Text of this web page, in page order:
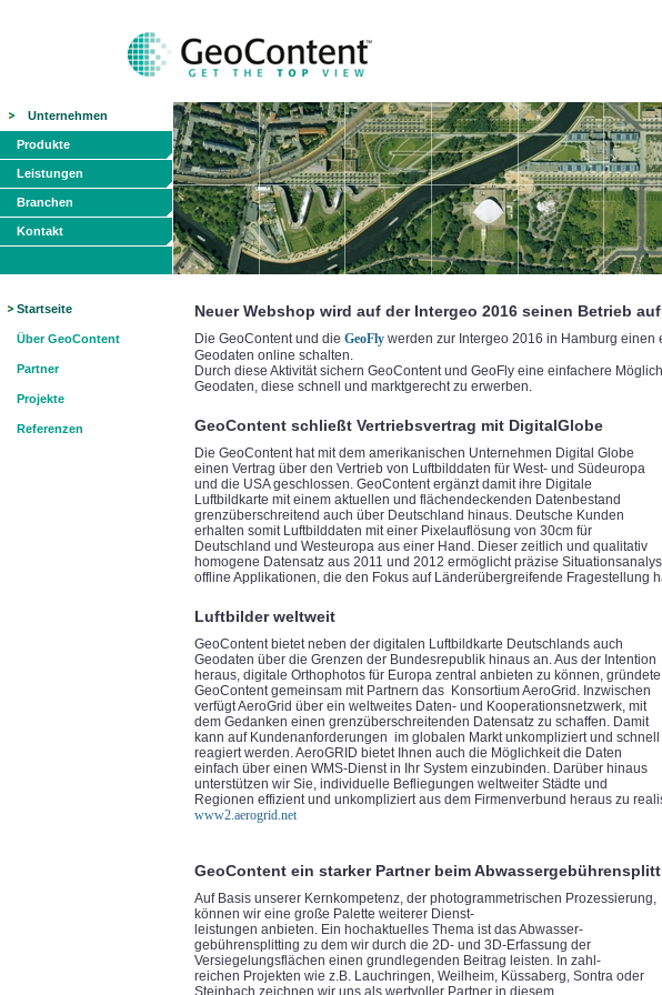
Unternehmen
Produkte
Leistungen
Branchen
Kontakt
Startseite
Über GeoContent
Partner
Projekte
Referenzen
Neuer Webshop wird auf der Intergeo 2016 seinen Betrieb
Die GeoContent und die GeoFly werden zur Intergeo 2016 in Hamburg einen
Geodaten online schalten.
Durch diese Aktivität sichern GeoContent und GeoFly eine einfachere
Geodaten, diese schnell und marktgerecht zu erwerben.
GeoContent schließt Vertriebsvertrag mit DigitalGlobe
Die GeoContent hat mit dem amerikanischen Unternehmen Digital Globe
einen Vertrag über den Vertrieb von Luftbilddaten für West- und Südeuropa
und die USA geschlossen. GeoContent ergänzt damit ihre Digitale
Luftbildkarte mit einem aktuellen und flächendeckenden Datenbestand
grenzüberschreitend auch über Deutschland hinaus. Deutsche Kunden
erhalten somit Luftbilddaten mit einer Pixelauflösung von 30cm für
Deutschland und Westeuropa aus einer Hand. Dieser zeitlich und qualitativ
homogene Datensatz aus 2011 und 2012 ermöglicht präzise
offline Applikationen, die den Fokus auf Länderübergreifende Fragestellung
Luftbilder weltweit
GeoContent bietet neben der digitalen Luftbildkarte Deutschlands auch
Geodaten über die Grenzen der Bundesrepublik hinaus an. Aus der Intention
heraus, digitale Orthophotos für Europa zentral anbieten zu können, gründete
GeoContent gemeinsam mit Partnern das Konsortium AeroGrid. Inzwischen
verfügt AeroGrid über ein weltweites Daten- und Kooperationsnetzwerk, mit
dem Gedanken einen grenzüberschreitenden Datensatz zu schaffen. Damit
kann auf Kundenanforderungen im globalen Markt unkompliziert und schnell
reagiert werden. AeroGRID bietet Ihnen auch die Möglichkeit die Daten
einfach über einen WMS-Dienst in Ihr System einzubinden. Darüber hinaus
unterstützen wir Sie, individuelle Befliegungen weltweiter Städte und
Regionen effizient und unkompliziert aus dem Firmenverbund heraus zu
www2.aerogrid.net
GeoContent ein starker Partner beim
Auf Basis unserer Kernkompetenz, der photogrammetrischen Prozessierung,
können wir eine große Palette weiterer Dienst-
leistungen anbieten. Ein hochaktuelles Thema ist das Abwasser-
gebührensplitting zu dem wir durch die 2D- und 3D-Erfassung der
Versiegelungsflächen einen grundlegenden Beitrag leisten. In zahl-
reichen Projekten wie z.B. Lauchringen, Weilheim, Küssaberg, Sontra oder
Steinbach zeichnen wir uns als wertvoller Partner in diesem